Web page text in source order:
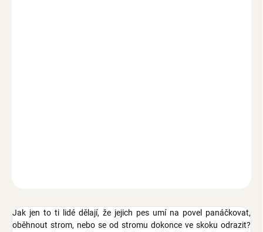
Jak jen to ti lidé dělají, že jejich pes umí na povel panáčkovat,
oběhnout strom, nebo se od stromu dokonce ve skoku odrazit?